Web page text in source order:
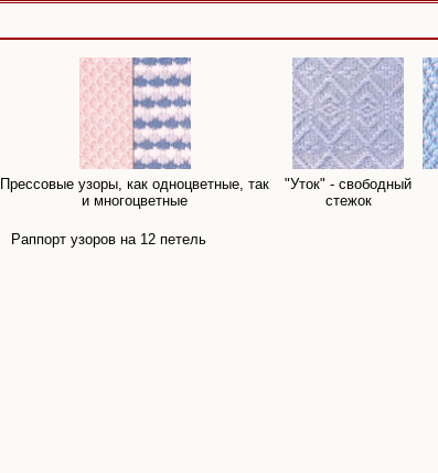
Прессовые узоры, как одноцветные, так
и многоцветные
"Уток" - свободный
стежок
Раппорт узоров на 12 петель